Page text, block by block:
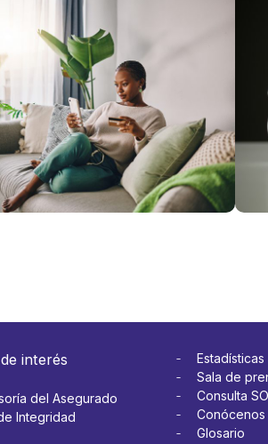
Ver
interés
del Asegurado
Integridad
Estadísticas
Sala de
Consulta
Conócenos
Glosario